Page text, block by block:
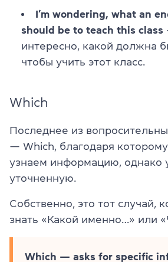
I’m wondering, what an
should be to teach this class
интересно, какой должна
чтобы учить этот класс.
Which
Последнее из
— Which, благодаря
узнаем информацию, однако
уточненную.
Собственно, это тот случай,
знать «Какой именно…» или
Which — asks for specific